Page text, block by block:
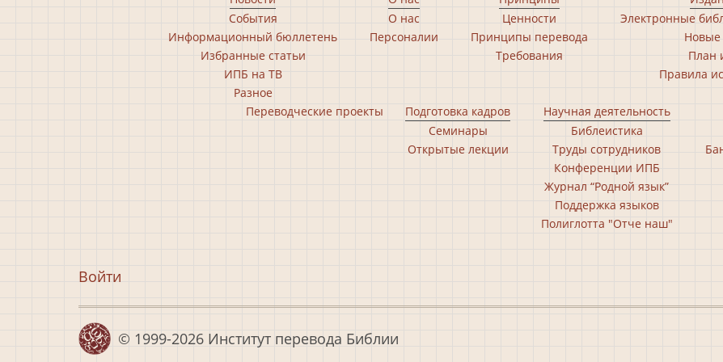
События
Информационный бюллетень
Избранные статьи
ИПБ на ТВ
Разное
О нас
Персоналии
Ценности
Принципы перевода
Требования
Электронные
Новые
План
Правила
Переводческие проекты
Подготовка кадров
Семинары
Открытые лекции
Научная деятельность
Библеистика
Труды сотрудников
Конференции ИПБ
Журнал “Родной язык”
Поддержка языков
Полиглотта "Отче наш"
Меню
записи
пользователя
Войти
© 1999-2026 Институт перевода Библии